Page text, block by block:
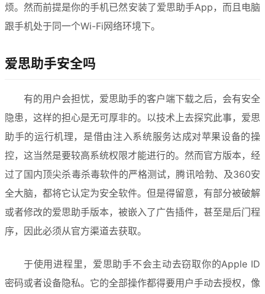
烦。然而前提是你的手机已然安装了爱思助手App，而且电脑
跟手机处于同一个Wi-Fi网络环境下。
爱思助手安全吗
有的用户会担忧，爱思助手的客户端下载之后，会有安全
隐患，这样的担心是无可厚非的。以技术上去探究此事，爱思
助手的运行机理，是借由注入系统服务达成对苹果设备的操
控，这当然是要较高系统权限才能进行的。然而官方版本，经
过了国内顶尖杀毒杀毒软件的严格测试，腾讯哈勃、及360安
全大脑，都将它认定为安全软件。但是得留意，有部分被破解
或者修改的爱思助手版本，被嵌入了广告插件，甚至是后门程
序，因此必须从官方渠道去获取。
于使用进程里，爱思助手不会主动去窃取你的Apple ID
密码或者设备隐私。它的全部操作都得要用户手动去授权，像